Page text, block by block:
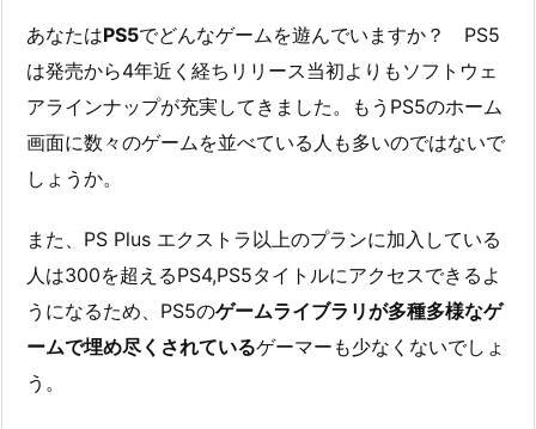
あなたはPS5でどんなゲームを遊んでいますか？ PS5
は発売から4年近く経ちリリース当初よりもソフトウェ
アラインナップが充実してきました。もうPS5のホーム
画面に数々のゲームを並べている人も多いのではないで
しょうか。
また、PS Plus エクストラ以上のプランに加入している
人は300を超えるPS4,PS5タイトルにアクセスできるよ
うになるため、PS5のゲームライブラリが多種多様なゲ
ームで埋め尽くされているゲーマーも少なくないでしょ
う。